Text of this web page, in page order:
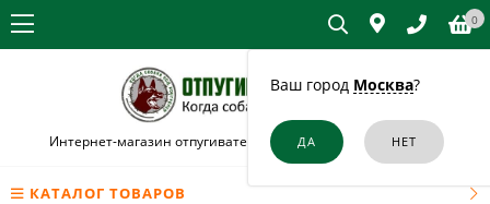
Ваш город Москва?
0
Интернет-магазин отпугивателей собак и кошек в Конаково
КАТАЛОГ ТОВАРОВ